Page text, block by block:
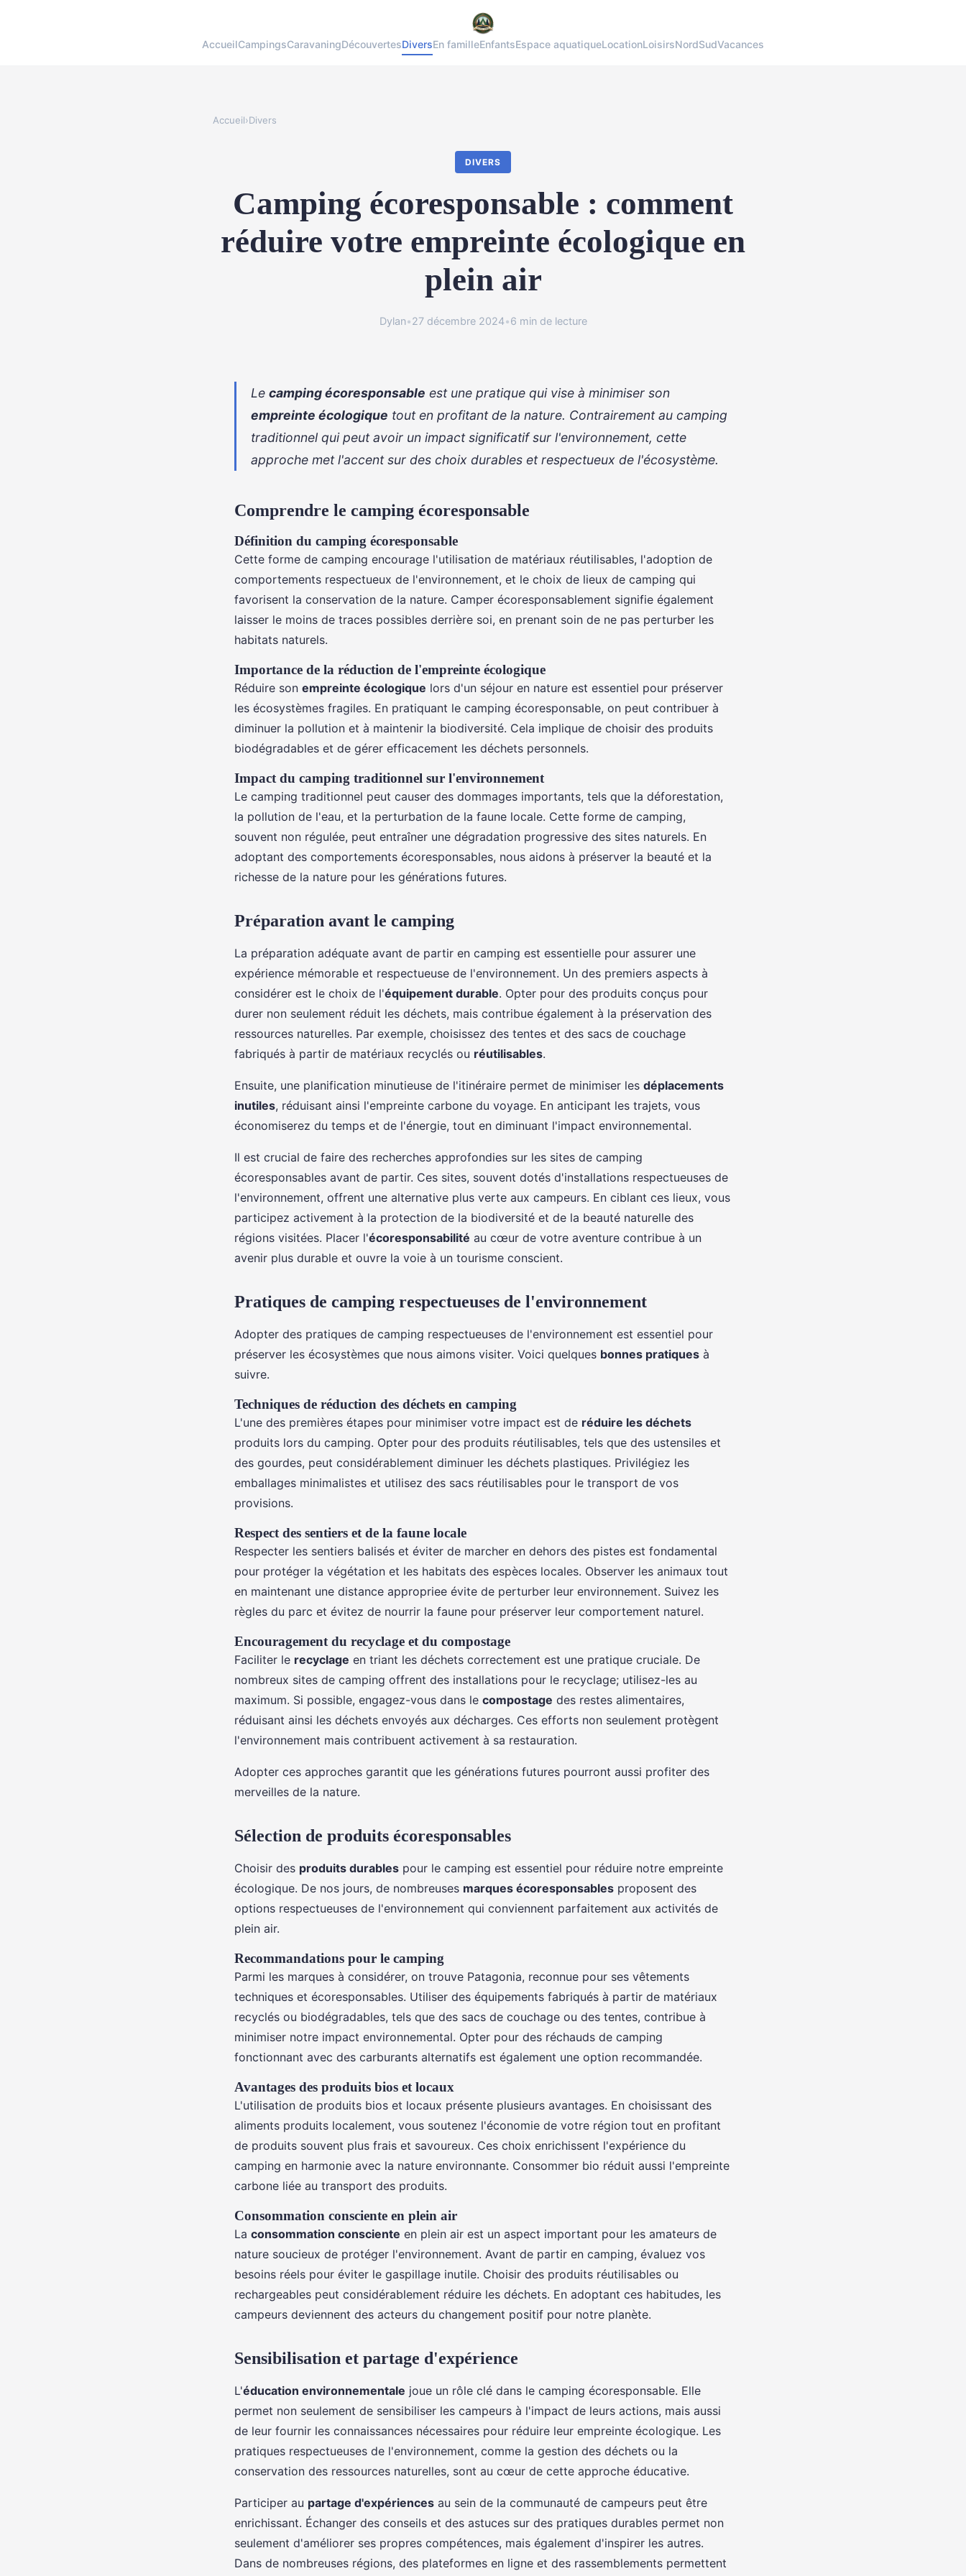
AccueilCampingsCaravaningDécouvertesDiversEn familleEnfantsEspace aquatiqueLocationLoisirsNordSudVacances
Accueil›Divers
DIVERS
Camping écoresponsable : comment
réduire votre empreinte écologique en
plein air
Dylan•27 décembre 2024•6 min de lecture
Le camping écoresponsable est une pratique qui vise à minimiser son
empreinte écologique tout en profitant de la nature. Contrairement au camping
traditionnel qui peut avoir un impact significatif sur l'environnement, cette
approche met l'accent sur des choix durables et respectueux de l'écosystème.
Comprendre le camping écoresponsable
Définition du camping écoresponsable
Cette forme de camping encourage l'utilisation de matériaux réutilisables, l'adoption de
comportements respectueux de l'environnement, et le choix de lieux de camping qui
favorisent la conservation de la nature. Camper écoresponsablement signifie également
laisser le moins de traces possibles derrière soi, en prenant soin de ne pas perturber les
habitats naturels.
Importance de la réduction de l'empreinte écologique
Réduire son empreinte écologique lors d'un séjour en nature est essentiel pour préserver
les écosystèmes fragiles. En pratiquant le camping écoresponsable, on peut contribuer à
diminuer la pollution et à maintenir la biodiversité. Cela implique de choisir des produits
biodégradables et de gérer efficacement les déchets personnels.
Impact du camping traditionnel sur l'environnement
Le camping traditionnel peut causer des dommages importants, tels que la déforestation,
la pollution de l'eau, et la perturbation de la faune locale. Cette forme de camping,
souvent non régulée, peut entraîner une dégradation progressive des sites naturels. En
adoptant des comportements écoresponsables, nous aidons à préserver la beauté et la
richesse de la nature pour les générations futures.
Préparation avant le camping
La préparation adéquate avant de partir en camping est essentielle pour assurer une
expérience mémorable et respectueuse de l'environnement. Un des premiers aspects à
considérer est le choix de l'équipement durable. Opter pour des produits conçus pour
durer non seulement réduit les déchets, mais contribue également à la préservation des
ressources naturelles. Par exemple, choisissez des tentes et des sacs de couchage
fabriqués à partir de matériaux recyclés ou réutilisables.
Ensuite, une planification minutieuse de l'itinéraire permet de minimiser les déplacements
inutiles, réduisant ainsi l'empreinte carbone du voyage. En anticipant les trajets, vous
économiserez du temps et de l'énergie, tout en diminuant l'impact environnemental.
Il est crucial de faire des recherches approfondies sur les sites de camping
écoresponsables avant de partir. Ces sites, souvent dotés d'installations respectueuses de
l'environnement, offrent une alternative plus verte aux campeurs. En ciblant ces lieux, vous
participez activement à la protection de la biodiversité et de la beauté naturelle des
régions visitées. Placer l'écoresponsabilité au cœur de votre aventure contribue à un
avenir plus durable et ouvre la voie à un tourisme conscient.
Pratiques de camping respectueuses de l'environnement
Adopter des pratiques de camping respectueuses de l'environnement est essentiel pour
préserver les écosystèmes que nous aimons visiter. Voici quelques bonnes pratiques à
suivre.
Techniques de réduction des déchets en camping
L'une des premières étapes pour minimiser votre impact est de réduire les déchets
produits lors du camping. Opter pour des produits réutilisables, tels que des ustensiles et
des gourdes, peut considérablement diminuer les déchets plastiques. Privilégiez les
emballages minimalistes et utilisez des sacs réutilisables pour le transport de vos
provisions.
Respect des sentiers et de la faune locale
Respecter les sentiers balisés et éviter de marcher en dehors des pistes est fondamental
pour protéger la végétation et les habitats des espèces locales. Observer les animaux tout
en maintenant une distance appropriee évite de perturber leur environnement. Suivez les
règles du parc et évitez de nourrir la faune pour préserver leur comportement naturel.
Encouragement du recyclage et du compostage
Faciliter le recyclage en triant les déchets correctement est une pratique cruciale. De
nombreux sites de camping offrent des installations pour le recyclage; utilisez-les au
maximum. Si possible, engagez-vous dans le compostage des restes alimentaires,
réduisant ainsi les déchets envoyés aux décharges. Ces efforts non seulement protègent
l'environnement mais contribuent activement à sa restauration.
Adopter ces approches garantit que les générations futures pourront aussi profiter des
merveilles de la nature.
Sélection de produits écoresponsables
Choisir des produits durables pour le camping est essentiel pour réduire notre empreinte
écologique. De nos jours, de nombreuses marques écoresponsables proposent des
options respectueuses de l'environnement qui conviennent parfaitement aux activités de
plein air.
Recommandations pour le camping
Parmi les marques à considérer, on trouve Patagonia, reconnue pour ses vêtements
techniques et écoresponsables. Utiliser des équipements fabriqués à partir de matériaux
recyclés ou biodégradables, tels que des sacs de couchage ou des tentes, contribue à
minimiser notre impact environnemental. Opter pour des réchauds de camping
fonctionnant avec des carburants alternatifs est également une option recommandée.
Avantages des produits bios et locaux
L'utilisation de produits bios et locaux présente plusieurs avantages. En choisissant des
aliments produits localement, vous soutenez l'économie de votre région tout en profitant
de produits souvent plus frais et savoureux. Ces choix enrichissent l'expérience du
camping en harmonie avec la nature environnante. Consommer bio réduit aussi l'empreinte
carbone liée au transport des produits.
Consommation consciente en plein air
La consommation consciente en plein air est un aspect important pour les amateurs de
nature soucieux de protéger l'environnement. Avant de partir en camping, évaluez vos
besoins réels pour éviter le gaspillage inutile. Choisir des produits réutilisables ou
rechargeables peut considérablement réduire les déchets. En adoptant ces habitudes, les
campeurs deviennent des acteurs du changement positif pour notre planète.
Sensibilisation et partage d'expérience
L'éducation environnementale joue un rôle clé dans le camping écoresponsable. Elle
permet non seulement de sensibiliser les campeurs à l'impact de leurs actions, mais aussi
de leur fournir les connaissances nécessaires pour réduire leur empreinte écologique. Les
pratiques respectueuses de l'environnement, comme la gestion des déchets ou la
conservation des ressources naturelles, sont au cœur de cette approche éducative.
Participer au partage d'expériences au sein de la communauté de campeurs peut être
enrichissant. Échanger des conseils et des astuces sur des pratiques durables permet non
seulement d'améliorer ses propres compétences, mais également d'inspirer les autres.
Dans de nombreuses régions, des plateformes en ligne et des rassemblements permettent